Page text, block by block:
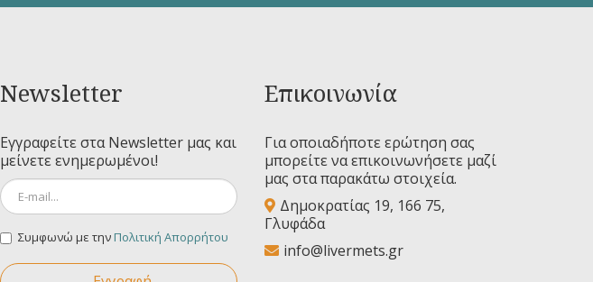
Newsletter
Εγγραφείτε στα Newsletter μας και
μείνετε ενημερωμένοι!
Συμφωνώ με τηνΠολιτική Απορρήτου
Επικοινωνία
Για οποιαδήποτε ερώτηση σας
μπορείτε να επικοινωνήσετε μαζί
μας στα παρακάτω στοιχεία.
Δημοκρατίας 19, 166 75,
Γλυφάδα
info@livermets.gr